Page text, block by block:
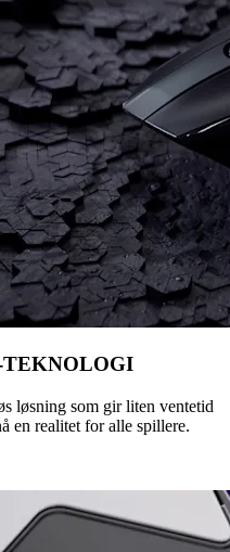
løsning som gir liten ventetid
en realitet for alle spillere.